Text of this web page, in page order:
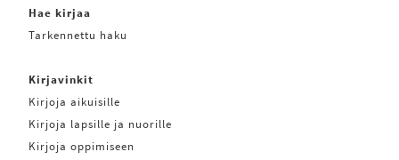
Hae kirjaa
Tarkennettu haku
Kirjavinkit
Kirjoja aikuisille
Kirjoja lapsille ja nuorille
Kirjoja oppimiseen